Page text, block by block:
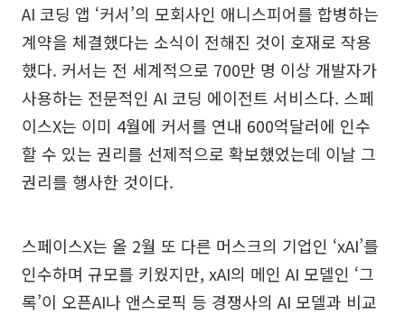
AI 코딩 앱 ‘커서’의 모회사인 애니스피어를 합병하는
계약을 체결했다는 소식이 전해진 것이 호재로 작용
했다. 커서는 전 세계적으로 700만 명 이상 개발자가
사용하는 전문적인 AI 코딩 에이전트 서비스다. 스페
이스X는 이미 4월에 커서를 연내 600억달러에 인수
할 수 있는 권리를 선제적으로 확보했었는데 이날 그
권리를 행사한 것이다.
스페이스X는 올 2월 또 다른 머스크의 기업인 ‘xAI’를
인수하며 규모를 키웠지만, xAI의 메인 AI 모델인 ‘그
록’이 오픈AI나 앤스로픽 등 경쟁사의 AI 모델과 비교